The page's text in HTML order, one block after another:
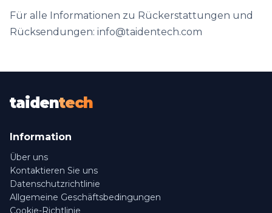
Für alle Informationen zu Rückerstattungen und
Rücksendungen: info@taidentech.com
taidentech
Information
Über uns
Kontaktieren Sie uns
Datenschutzrichtlinie
Allgemeine Geschäftsbedingungen
Cookie-Richtlinie